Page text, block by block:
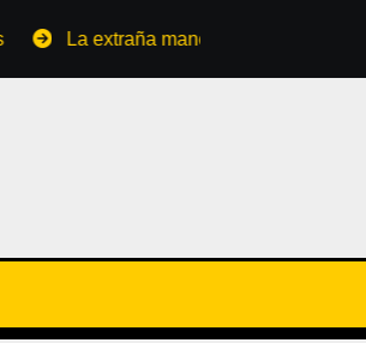
La extraña manera de convertirse en familia